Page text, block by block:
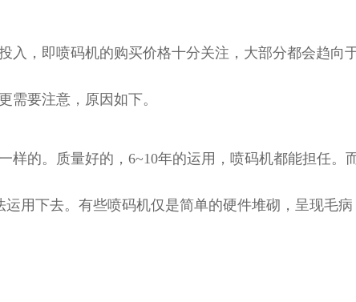
，即喷码机的购买价格十分关注，大部分都会趋向
需要注意，原因如下。
的。质量好的，6~10年的运用，喷码机都能担任。
用下去。有些喷码机仅是简单的硬件堆砌，呈现毛病